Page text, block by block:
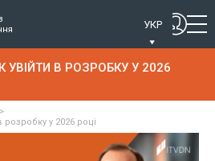
УКР
УВІЙТИ В РОЗРОБКУ У 2026
>
розробку у 2026 році